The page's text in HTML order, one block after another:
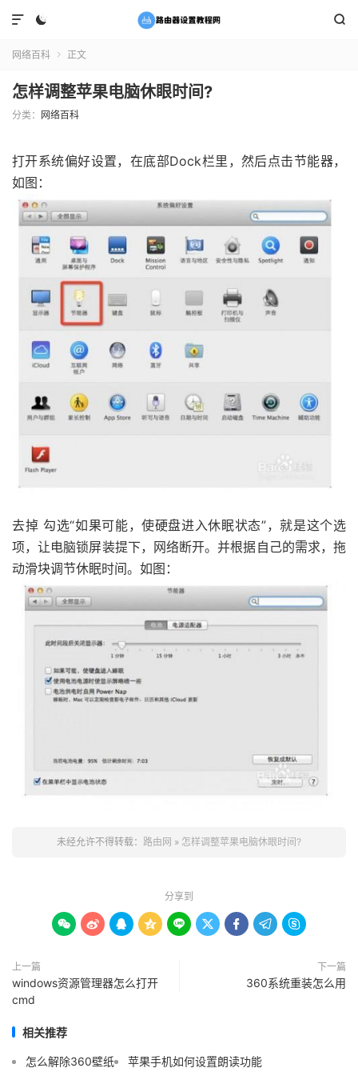
 

网络百科  正文
怎样调整苹果电脑休眼时间?
分类： 网络百科
打开系统偏好设置，在底部Dock栏里，然后点击节能器，
如图：
去掉 勾选“如果可能，使硬盘进入休眠状态”，就是这个选
项，让电脑锁屏装提下，网络断开。并根据自己的需求，拖
动滑块调节休眠时间。如图：
未经允许不得转载： 路由网 » 怎样调整苹果电脑休眼时间?
分享到
        
上一篇
windows资源管理器怎么打开
cmd
下一篇
360系统重装怎么用
相关推荐
怎么解除360壁纸 苹果手机如何设置朗读功能